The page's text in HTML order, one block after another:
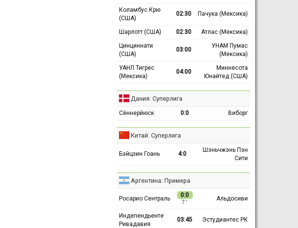
Коламбус Крю
(США)
02:30 Пачука (Мексика)
Шарлотт (США) 02:30
Атлас (Мексика)
Цинциннати
(США)
03:00
УНАМ Пумас
(Мексика)
УАНЛ Тигрес
(Мексика)
04:00
Миннесота
Юнайтед (США)
Дания: Суперлига
Сённерйюск 0:0 Виборг
Китай: Суперлига
Бэйцзин Гоань 4:0
Шэньчжэнь Пэн
Сити
Аргентина: Примера
Росарио Сентраль 0:0
7 ′
Альдосиви
Индепендьенте
Ривадавия
03:45 Эстудиантес РК